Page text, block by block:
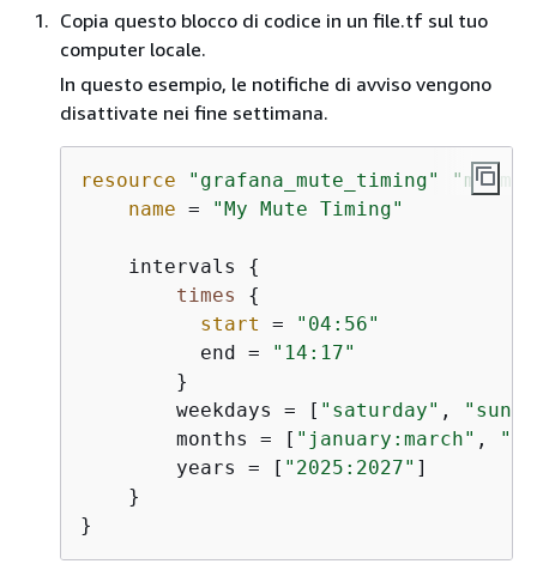
Copia questo blocco di codice in un file.tf sul tuo
computer locale.
In questo esempio, le notifiche di avviso vengono
disattivate nei fine settimana.
resource "grafana_mute_timing"
name = "My Mute Timing"
    intervals
{
times
{
start
=
"04:56"
          end =
"14:17"
        }
        weekdays = [
"saturday" ,
        months = [
"january:march" ,
        years = [
"2025:2027" ]
    }
}